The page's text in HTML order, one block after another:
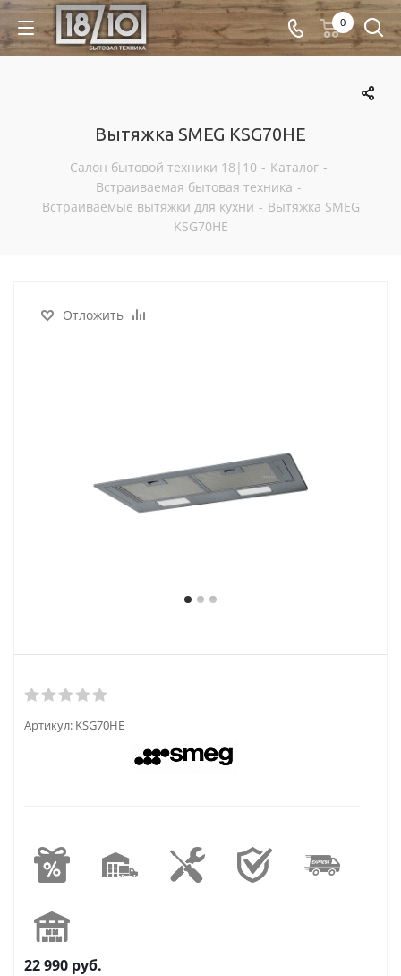
0
Вытяжка SMEG KSG70HE
Салон бытовой техники 18|10 - Каталог -
Встраиваемая бытовая техника -
Встраиваемые вытяжки для кухни - Вытяжка SMEG
KSG70HE
Отложить
Артикул: KSG70HE
22 990 руб.